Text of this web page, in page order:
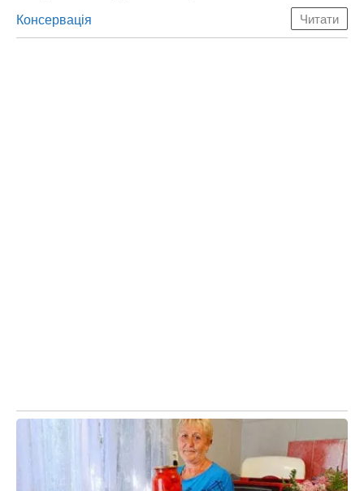
Категорії
Консервація Читати